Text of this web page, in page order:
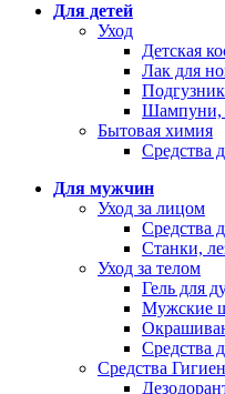
Для детей
Уход
Детская
Лак для
Шампуни,
Бытовая химия
Средства
Для мужчин
Уход за лицом
Средства
Станки,
Уход за телом
Гель для
Мужские
Средства
Средства